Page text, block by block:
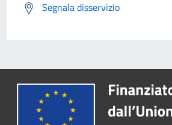
Segnala disservizio